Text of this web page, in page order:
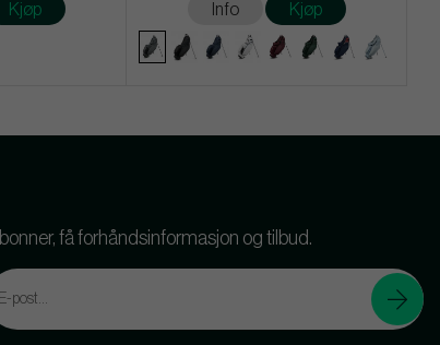
Kjøp Info Kjøp
få forhåndsinformasjon og tilbud.